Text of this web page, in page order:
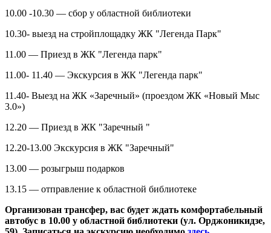
10.00 -10.30 — сбор у областной библиотеки
10.30- выезд на стройплощадку ЖК "Легенда Парк"
11.00 — Приезд в ЖК "Легенда парк"
11.00- 11.40 — Экскурсия в ЖК "Легенда парк"
11.40- Выезд на ЖК «Заречный» (проездом ЖК «Новый Мыс
3.0»)
12.20 — Приезд в ЖК "Заречный "
12.20-13.00 Экскурсия в ЖК "Заречный"
13.00 — розыгрыш подарков
13.15 — отправление к областной библиотеке
Организован трансфер, вас будет ждать комфортабельный
автобус в 10.00 у областной библиотеки (ул. Орджоникидзе,